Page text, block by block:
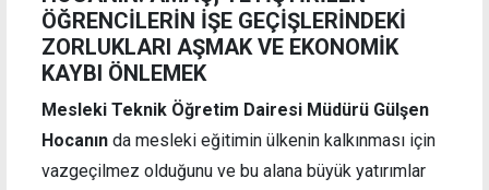
ÖĞRENCİLERİN İŞE GEÇİŞLERİNDEKİ
ZORLUKLARI AŞMAK VE EKONOMİK
KAYBI ÖNLEMEK
Mesleki Teknik Öğretim Dairesi Müdürü Gülşen
Hocanın da mesleki eğitimin ülkenin kalkınması için
vazgeçilmez olduğunu ve bu alana büyük yatırımlar